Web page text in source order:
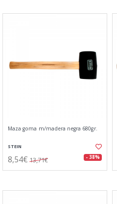
Maza goma m/madera negra 680gr.
STEIN
8,54€ 13,71€ - 38%